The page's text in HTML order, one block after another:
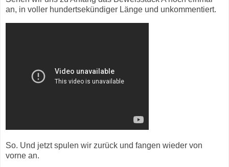
an, in voller hundertsekündiger Länge und unkommentiert.
So. Und jetzt spulen wir zurück und fangen wieder von
vorne an.